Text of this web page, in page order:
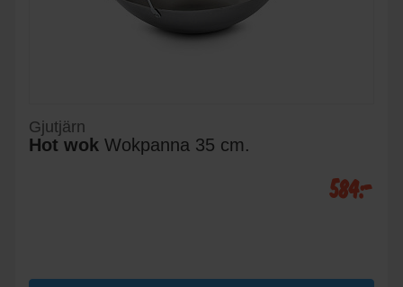
Gjutjärn
Hot wok Wokpanna 35 cm.
584:-